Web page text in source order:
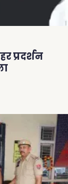
प्रदर्शन